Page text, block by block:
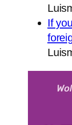
If